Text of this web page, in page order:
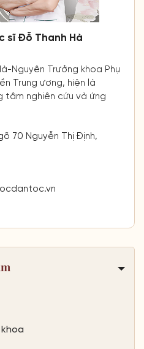
sĩ Đỗ Thanh Hà
Nguyên Trưởng khoa Phụ
Trung ương, hiện là
tâm nghiên cứu và ứng
70 Nguyễn Thị Định,